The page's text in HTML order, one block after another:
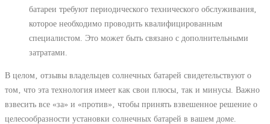
батареи требуют периодического технического обслуживания‚
которое необходимо проводить квалифицированным
специалистом. Это может быть связано с дополнительными
затратами.
В целом‚ отзывы владельцев солнечных батарей свидетельствуют о
том‚ что эта технология имеет как свои плюсы‚ так и минусы. Важно
взвесить все «за» и «против»‚ чтобы принять взвешенное решение о
целесообразности установки солнечных батарей в вашем доме.